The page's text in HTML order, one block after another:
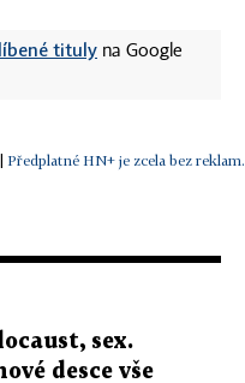
tituly na Google
Předplatné HN+ je zcela bez reklam.
sex.
desce vše